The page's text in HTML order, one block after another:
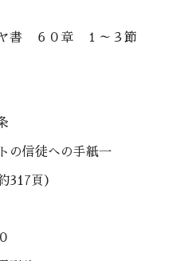
０章 １～３節
への手紙一
頁）